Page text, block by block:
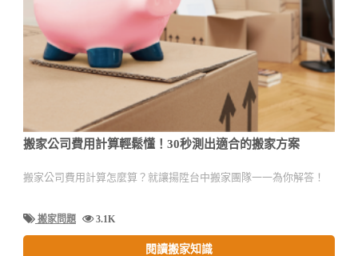
搬家公司費用計算輕鬆懂！30秒測出適合的搬家方案
搬家公司費用計算怎麼算？就讓揚陞台中搬家團隊一一為你解答！
搬家問題 3.1K
閱讀搬家知識